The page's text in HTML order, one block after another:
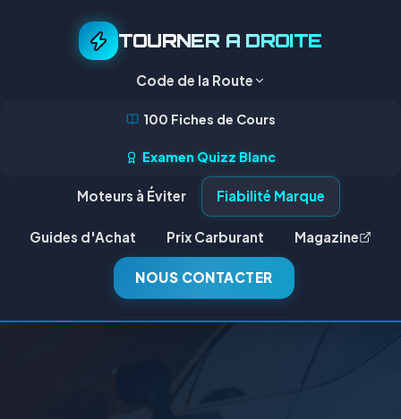
TOURNER A DROITE
Code de la Route
100 Fiches de Cours
Examen Quizz Blanc
Moteurs à Éviter Fiabilité Marque
Guides d'Achat Prix Carburant Magazine
NOUS CONTACTER